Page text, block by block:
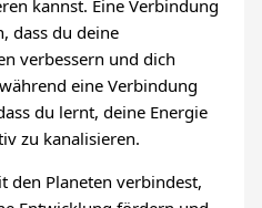
kannst. Eine Verbindung
dass du deine
verbessern und dich
eine Verbindung
du lernt, deine Energie
zu kanalisieren.
den Planeten verbindest,